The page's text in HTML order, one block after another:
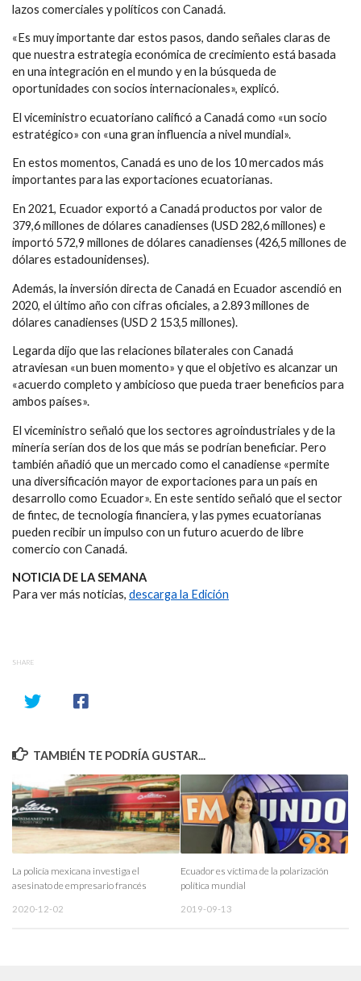
lazos comerciales y políticos con Canadá.
«Es muy importante dar estos pasos, dando señales claras de
que nuestra estrategia económica de crecimiento está basada
en una integración en el mundo y en la búsqueda de
oportunidades con socios internacionales», explicó.
El viceministro ecuatoriano calificó a Canadá como «un socio
estratégico» con «una gran influencia a nivel mundial».
En estos momentos, Canadá es uno de los 10 mercados más
importantes para las exportaciones ecuatorianas.
En 2021, Ecuador exportó a Canadá productos por valor de
379,6 millones de dólares canadienses (USD 282,6 millones) e
importó 572,9 millones de dólares canadienses (426,5 millones de
dólares estadounidenses).
Además, la inversión directa de Canadá en Ecuador ascendió en
2020, el último año con cifras oficiales, a 2.893 millones de
dólares canadienses (USD 2 153,5 millones).
Legarda dijo que las relaciones bilaterales con Canadá
atraviesan «un buen momento» y que el objetivo es alcanzar un
«acuerdo completo y ambicioso que pueda traer beneficios para
ambos países».
El viceministro señaló que los sectores agroindustriales y de la
minería serían dos de los que más se podrían beneficiar. Pero
también añadió que un mercado como el canadiense «permite
una diversificación mayor de exportaciones para un país en
desarrollo como Ecuador». En este sentido señaló que el sector
de fintec, de tecnología financiera, y las pymes ecuatorianas
pueden recibir un impulso con un futuro acuerdo de libre
comercio con Canadá.
NOTICIA DE LA SEMANA
Para ver más noticias, descarga la Edición
SHARE
TAMBIÉN TE PODRÍA GUSTAR...
La policía mexicana investiga el
asesinato de empresario francés
2020-12-02
Ecuador es víctima de la polarización
política mundial
2019-09-13